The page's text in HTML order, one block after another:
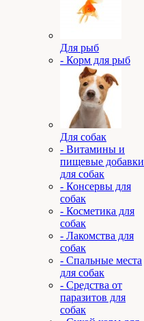
Для рыб
- Корм для рыб
Для собак
- Витамины и
пищевые добавки
для собак
- Консервы для
собак
- Косметика для
собак
- Лакомства для
собак
- Спальные места
для собак
- Средства от
паразитов для
собак